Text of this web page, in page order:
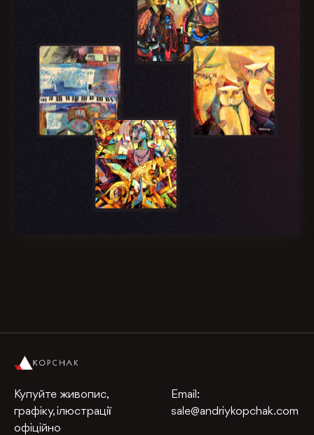
Купуйте живопис,
графіку, ілюстрації
офіційно
Email:
sale@andriykopchak.com